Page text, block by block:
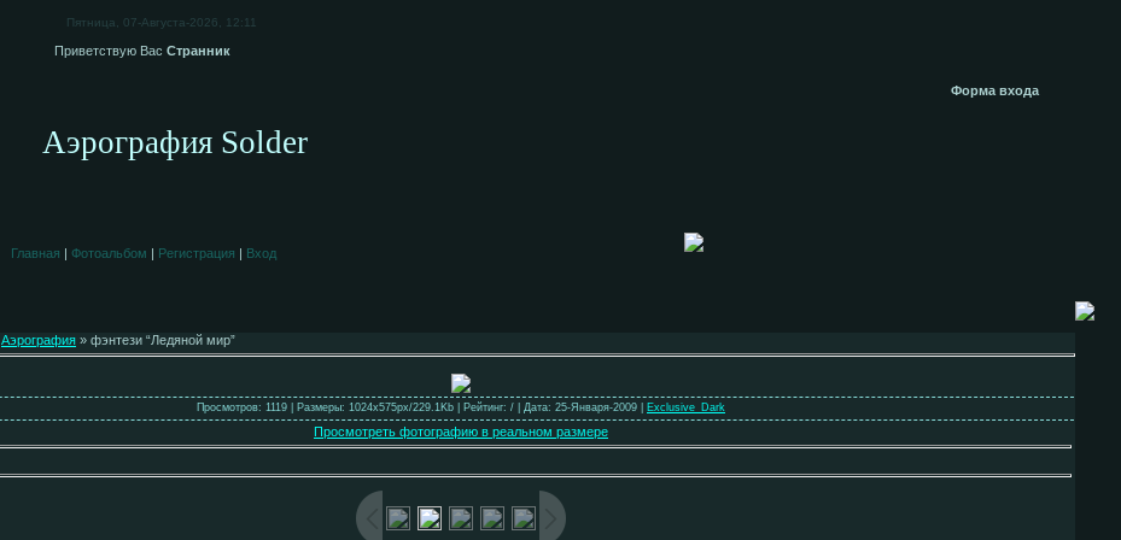
Пятница, 07-Августа-2026, 12:11
Приветствую Вас Странник
Аэрография Solder
Главная | Фотоальбом | Регистрация | Вход
Форма входа
Аэрография » фэнтези “Ледяной мир”
Просмотров: 1119 | Размеры: 1024x575px/229.1Kb | Рейтинг: / | Дата: 25-Января-2009 | Exclusive_Dark
Просмотреть фотографию в реальном размере